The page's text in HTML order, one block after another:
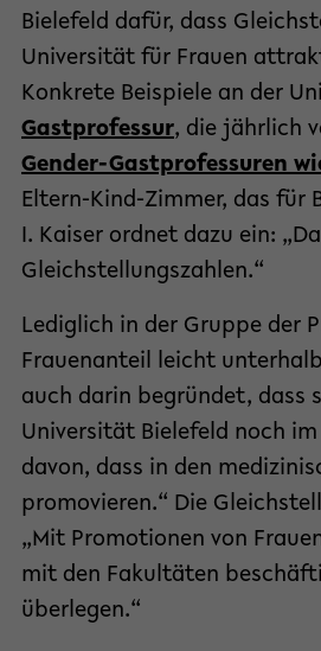
Bielefeld dafür, dass
Universität für Frauen
Konkrete Beispiele an der
Gastprofessur, die jährlich
Gender-Gastprofessuren
Eltern-Kind-Zimmer, das für
I. Kaiser ordnet dazu ein:
Gleichstellungszahlen.“
Lediglich in der Gruppe der
Frauenanteil leicht
auch darin begründet, dass
Universität Bielefeld noch
davon, dass in den
promovieren.“ Die
„Mit Promotionen von
mit den Fakultäten
überlegen.“